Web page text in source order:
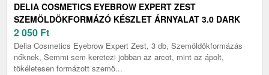
DELIA COSMETICS EYEBROW EXPERT ZEST
SZEMÖLDÖKFORMÁZÓ KÉSZLET ÁRNYALAT 3.0 DARK
BROWN 3 DB
2 050 Ft
Delia Cosmetics Eyebrow Expert Zest, 3 db, Szemöldökformázás
nőknek, Semmi sem keretezi jobban az arcot, mint az ápolt,
tökéletesen formázott szemö...